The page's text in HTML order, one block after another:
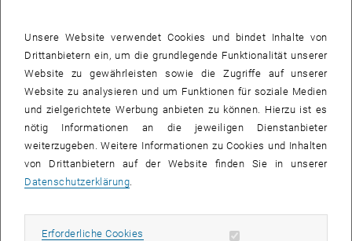
Ziele:
Nach Besuch dieses Webinar-Teils können die Teilnehmer_innen...
…ein vorgestelltes Schema für die Gestaltung von Online-
Übungseinheiten anwenden.
…ein eigenes Schema für die Gestaltung von Online-
Übungseinheiten unter Berücksichtigung wesentlicher
didaktischer Prinzipien erstellen.
…geeignete TUWEL-Tools für ihre Online-(Rechen-)Übung
Unsere Website verwendet Cookies und bindet Inhalte von
Drittanbietern ein, um die grundlegende Funktionalität unserer
Website zu gewährleisten sowie die Zugriffe auf unserer
Website zu analysieren und um Funktionen für soziale Medien
und zielgerichtete Werbung anbieten zu können. Hierzu ist es
nötig Informationen an die jeweiligen Dienstanbieter
weiterzugeben. Weitere Informationen zu Cookies und Inhalten
von Drittanbietern auf der Website finden Sie in unserer
Datenschutzerklärung
Erforderliche Cookies Erforderliche Cookies zulassen